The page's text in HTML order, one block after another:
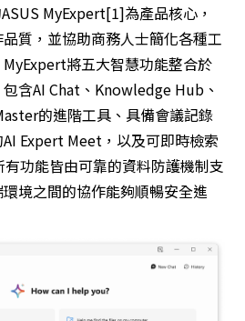
MyExpert[1]為產品核心，
質，並協助商務人士簡化各種工
將五大智慧功能整合於
含AI Chat、Knowledge Hub、
的進階工具、具備會議記錄
Expert Meet，以及可即時檢索
功能皆由可靠的資料防護機制支
境之間的協作能夠順暢安全進